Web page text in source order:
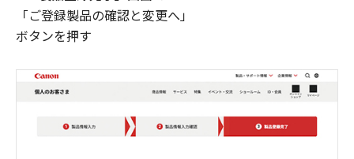
「ご登録製品の確認と変更へ」
ボタンを押す